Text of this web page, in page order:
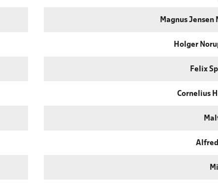
Magnus Jensen
Holger
Felix
Cornelius